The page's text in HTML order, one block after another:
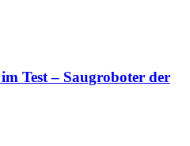
Test – Saugroboter der